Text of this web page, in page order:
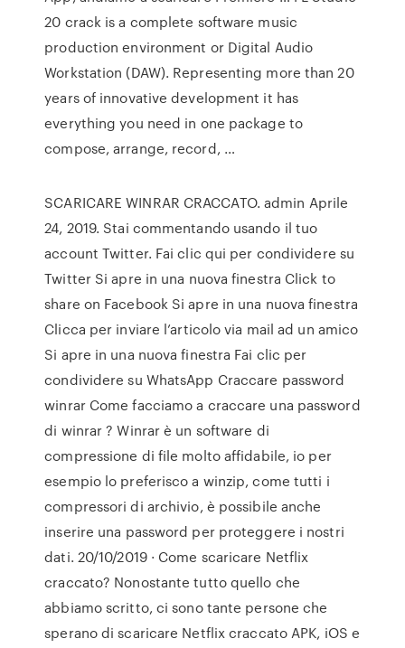
20 crack is a complete software music
production environment or Digital Audio
Workstation (DAW). Representing more than 20
years of innovative development it has
everything you need in one package to
compose, arrange, record, …
SCARICARE WINRAR CRACCATO. admin Aprile
24, 2019. Stai commentando usando il tuo
account Twitter. Fai clic qui per condividere su
Twitter Si apre in una nuova finestra Click to
share on Facebook Si apre in una nuova finestra
Clicca per inviare l’articolo via mail ad un amico
Si apre in una nuova finestra Fai clic per
condividere su WhatsApp Craccare password
winrar Come facciamo a craccare una password
di winrar ? Winrar è un software di
compressione di file molto affidabile, io per
esempio lo preferisco a winzip, come tutti i
compressori di archivio, è possibile anche
inserire una password per proteggere i nostri
dati. 20/10/2019 · Come scaricare Netflix
craccato? Nonostante tutto quello che
abbiamo scritto, ci sono tante persone che
sperano di scaricare Netflix craccato APK, iOS e